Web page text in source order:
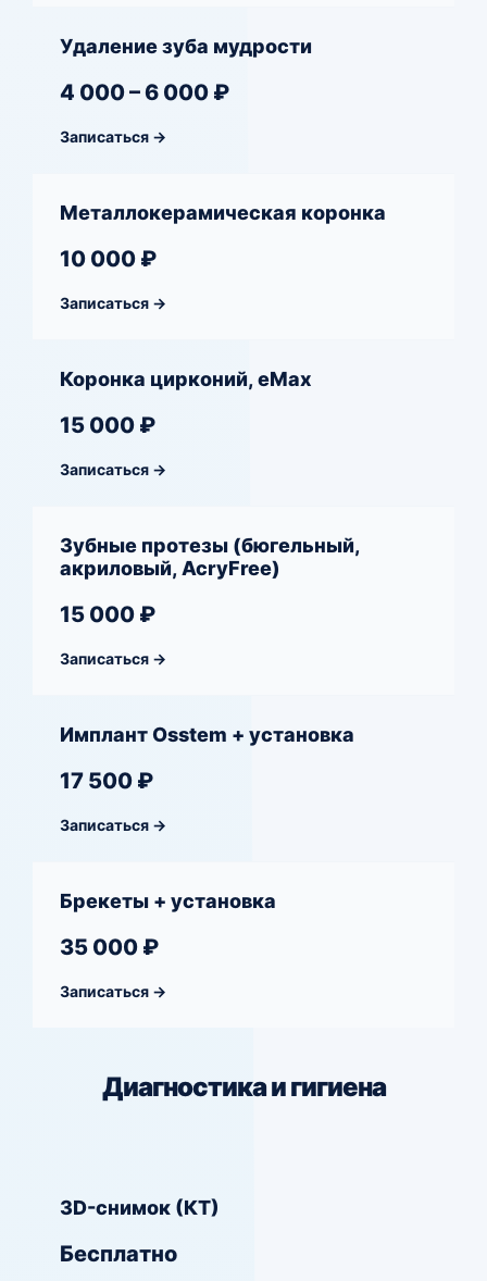
Удаление зуба мудрости
4 000 – 6 000 ₽
Записаться →
Металлокерамическая коронка
10 000 ₽
Записаться →
Коронка цирконий, eMax
15 000 ₽
Записаться →
Зубные протезы (бюгельный,
акриловый, AcryFree)
15 000 ₽
Записаться →
Имплант Osstem + установка
17 500 ₽
Записаться →
Брекеты + установка
35 000 ₽
Записаться →
Диагностика и гигиена
3D-снимок (КТ)
Бесплатно